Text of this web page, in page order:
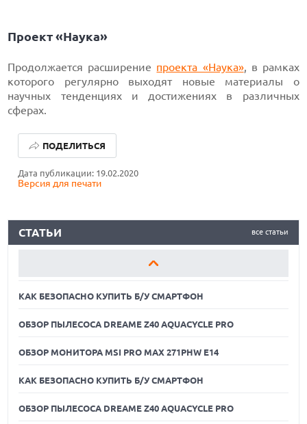
Проект «Наука»
Продолжается расширение проекта «Наука», в рамках
которого регулярно выходят новые материалы о
научных тенденциях и достижениях в различных
сферах.
Дата публикации: 19.02.2020
Версия для печати
ПОДЕЛИТЬСЯ
все статьи
СТАТЬИ
ОБЗОР ПЫЛЕСОСА DREAME Z40 AQUACYCLE PRO
ОБЗОР МОНИТОРА MSI PRO MAX 271PHW E14
ОБЗОР МОНИТОРА MSI PRO MAX 271PHW E14
КАК БЕЗОПАСНО КУПИТЬ Б/У СМАРТФОН
ОБЗОР ПЫЛЕСОСА DREAME Z40 AQUACYCLE PRO
ОБЗОР МОНИТОРА MSI PRO MAX 271PHW E14
КАК БЕЗОПАСНО КУПИТЬ Б/У СМАРТФОН
ОБЗОР ПЫЛЕСОСА DREAME Z40 AQUACYCLE PRO
05.08.2026